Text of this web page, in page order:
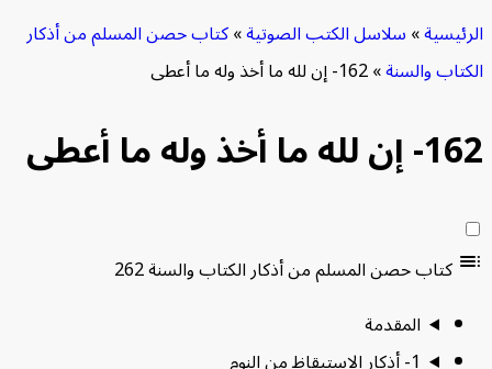
»سلاسل الكتب الصوتية»كتاب حصن المسلم من أذكار
والسنة»162- إن لله ما أخذ وله ما أعطى
وله ما أعطى
كتاب حصن المسلم من أذكار الكتاب والسنة262
المقدمة